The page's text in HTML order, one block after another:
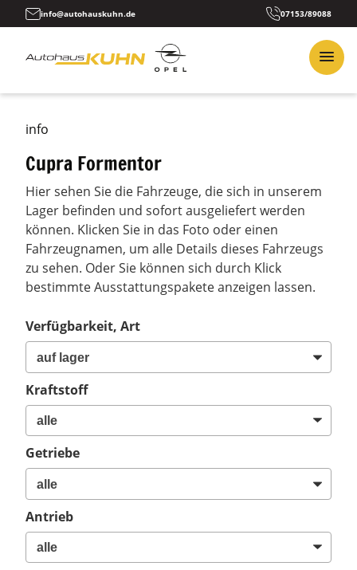
info@autohauskuhn.de 07153/89088
info
Cupra Formentor
Hier sehen Sie die Fahrzeuge, die sich in unserem
Lager befinden und sofort ausgeliefert werden
können. Klicken Sie in das Foto oder einen
Fahrzeugnamen, um alle Details dieses Fahrzeugs
zu sehen. Oder Sie können sich durch Klick
bestimmte Ausstattungspakete anzeigen lassen.
Verfügbarkeit, Art
Kraftstoff
Getriebe
Antrieb